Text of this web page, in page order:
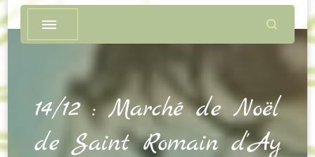
14/12 : Marché de Noël
de Saint Romain d’Ay